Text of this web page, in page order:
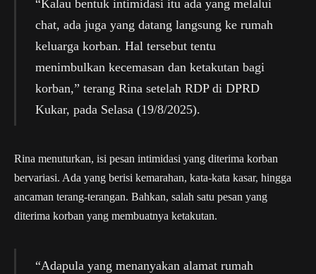
“Kalau bentuk intimidasi itu ada yang melalui
chat, ada juga yang datang langsung ke rumah
keluarga korban. Hal tersebut tentu
menimbulkan kecemasan dan ketakutan bagi
korban,” terang Rina setelah RDP di DPRD
Kukar, pada Selasa (19/8/2025).
Rina menuturkan, isi pesan intimidasi yang diterima korban
bervariasi. Ada yang berisi kemarahan, kata-kata kasar, hingga
ancaman terang-terangan. Bahkan, salah satu pesan yang
diterima korban yang membuatnya ketakutan.
“Adapula yang menanyakan alamat rumah